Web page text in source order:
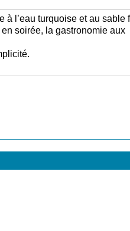
l’eau turquoise et au sable
soirée, la gastronomie aux